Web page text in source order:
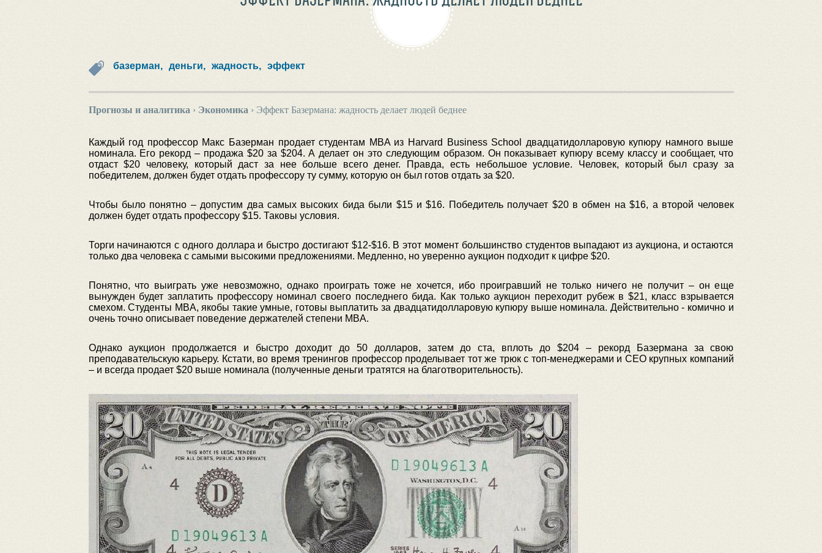
базерман, деньги, жадность, эффект
Прогнозы и аналитика › Экономика › Эффект Базермана: жадность делает людей беднее
Каждый год профессор Макс Базерман продает студентам MBA из Harvard Business School двадцатидолларовую купюру намного выше
номинала. Его рекорд – продажа $20 за $204. А делает он это следующим образом. Он показывает купюру всему классу и сообщает, что
отдаст $20 человеку, который даст за нее больше всего денег. Правда, есть небольшое условие. Человек, который был сразу за
победителем, должен будет отдать профессору ту сумму, которую он был готов отдать за $20.
Чтобы было понятно – допустим два самых высоких бида были $15 и $16. Победитель получает $20 в обмен на $16, а второй человек
должен будет отдать профессору $15. Таковы условия.
Торги начинаются с одного доллара и быстро достигают $12-$16. В этот момент большинство студентов выпадают из аукциона, и остаются
только два человека с самыми высокими предложениями. Медленно, но уверенно аукцион подходит к цифре $20.
Понятно, что выиграть уже невозможно, однако проиграть тоже не хочется, ибо проигравший не только ничего не получит – он еще
вынужден будет заплатить профессору номинал своего последнего бида. Как только аукцион переходит рубеж в $21, класс взрывается
смехом. Студенты MBA, якобы такие умные, готовы выплатить за двадцатидолларовую купюру выше номинала. Действительно - комично и
очень точно описывает поведение держателей степени MBA.
Однако аукцион продолжается и быстро доходит до 50 долларов, затем до ста, вплоть до $204 – рекорд Базермана за свою
преподавательскую карьеру. Кстати, во время тренингов профессор проделывает тот же трюк с топ-менеджерами и CEO крупных компаний
– и всегда продает $20 выше номинала (полученные деньги тратятся на благотворительность).